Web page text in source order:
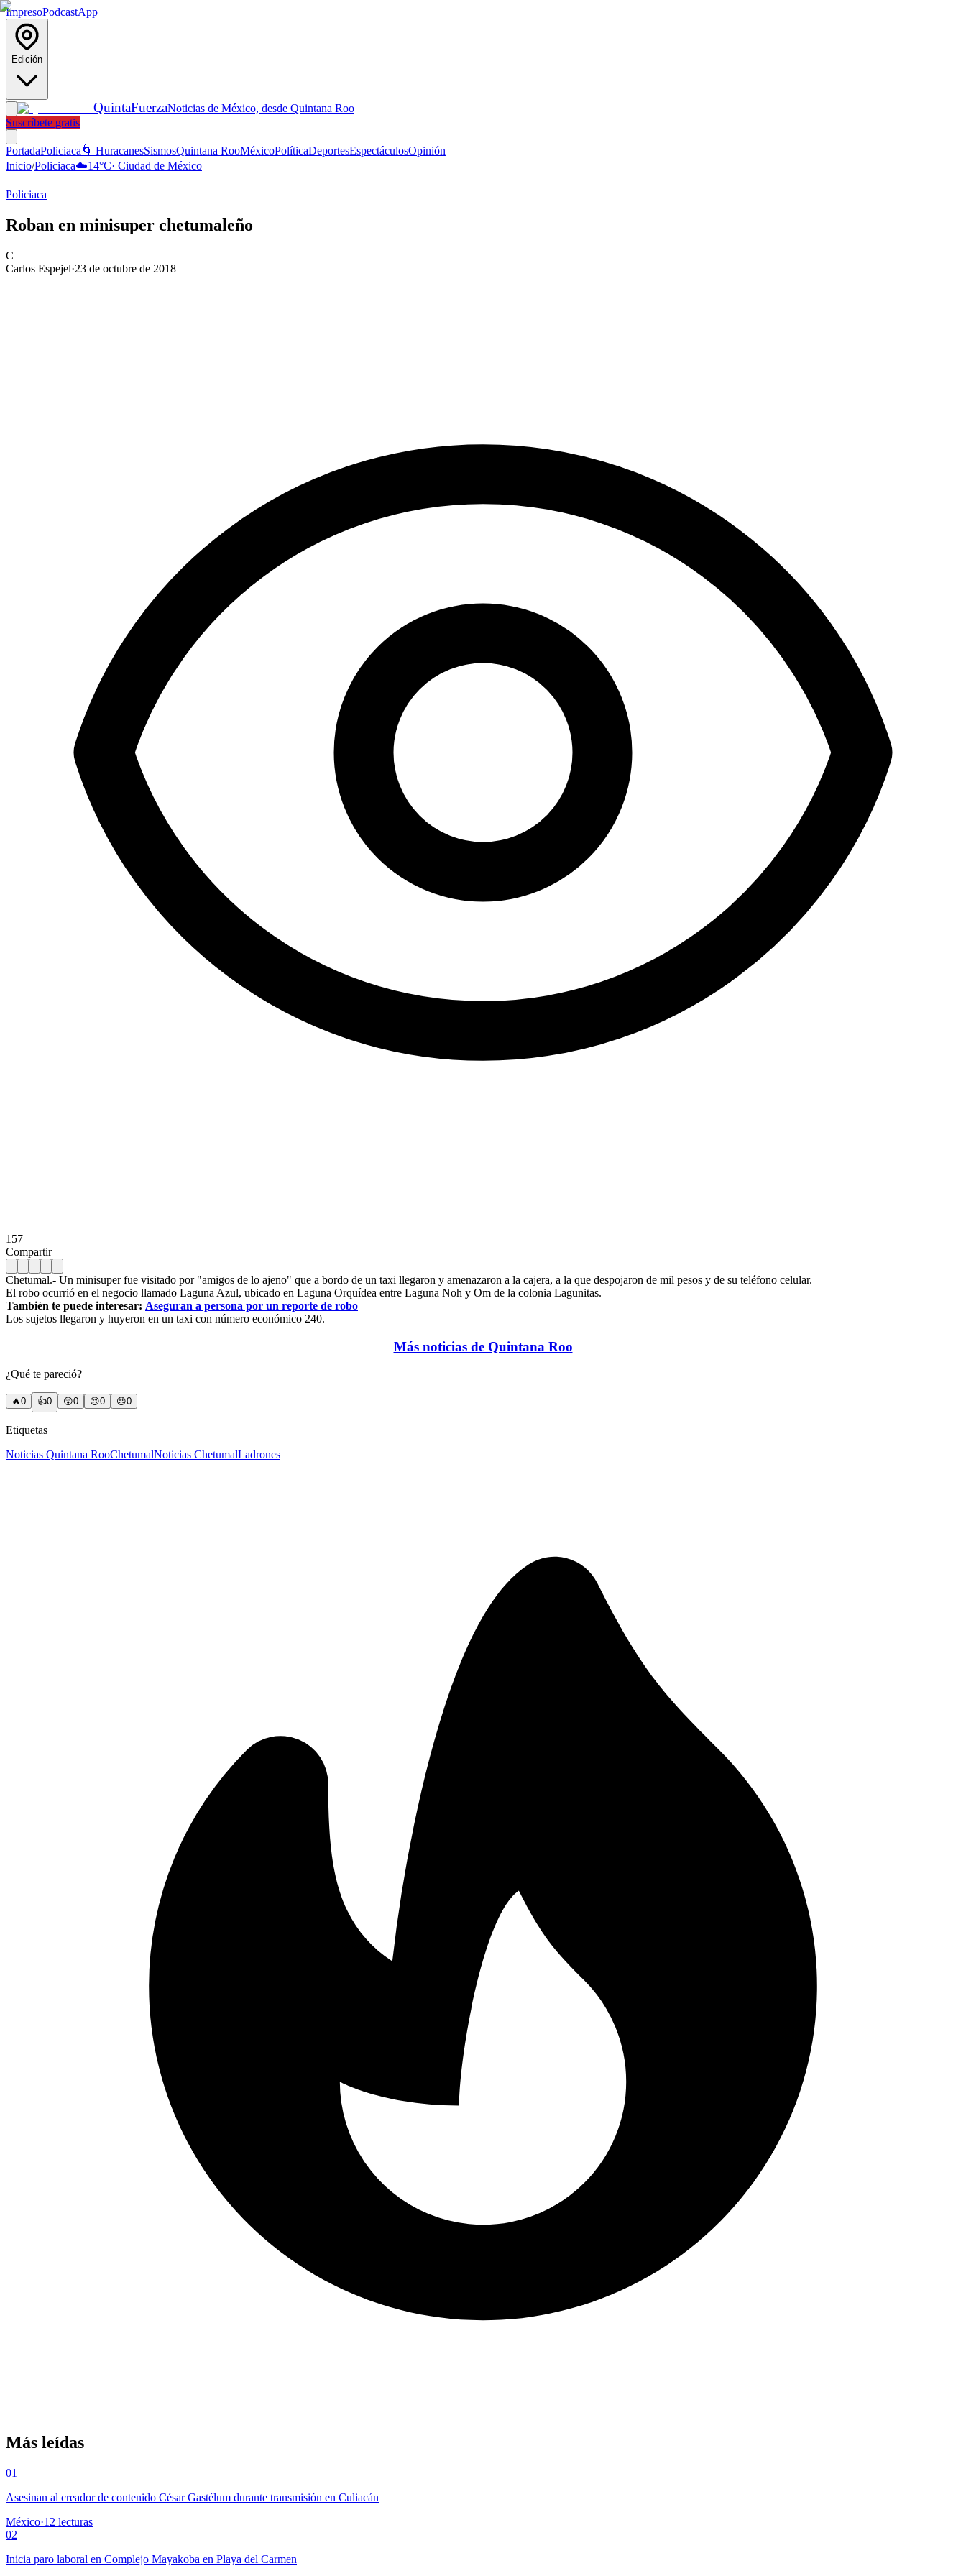
ImpresoPodcastApp
Edición
QuintaFuerzaNoticias de México, desde Quintana Roo
Suscríbete gratis
PortadaPoliciaca 🌀 HuracanesSismosQuintana RooMéxicoPolíticaDeportesEspectáculosOpinión
Inicio/Policiaca☁️14°C· Ciudad de México
Policiaca
Roban en minisuper chetumaleño
C
Carlos Espejel·23 de octubre de 2018
157
Compartir
Chetumal.- Un minisuper fue visitado por "amigos de lo ajeno" que a bordo de un taxi llegaron y amenazaron a la cajera, a la que despojaron de mil pesos y de su teléfono celular.
El robo ocurrió en el negocio llamado Laguna Azul, ubicado en Laguna Orquídea entre Laguna Noh y Om de la colonia Lagunitas.
También te puede interesar: Aseguran a persona por un reporte de robo
Los sujetos llegaron y huyeron en un taxi con número económico 240.
Más noticias de Quintana Roo
¿Qué te pareció?
🔥0 👍0 😲0 😢0 😠0
Etiquetas
Noticias Quintana RooChetumalNoticias ChetumalLadrones
Más leídas
01
Asesinan al creador de contenido César Gastélum durante transmisión en Culiacán
México·12 lecturas
02
Inicia paro laboral en Complejo Mayakoba en Playa del Carmen